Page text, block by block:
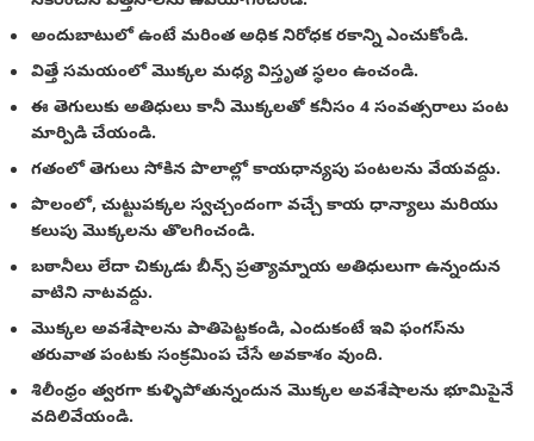
అందుబాటులో ఉంటే మరింత అధిక నిరోధక రకాన్ని ఎంచుకోండి.
విత్తే సమయంలో మొక్కల మధ్య విస్తృత స్థలం ఉంచండి.
ఈ తెగులుకు అతిధులు కానీ మొక్కలతో కనీసం 4 సంవత్సరాలు పంట
మార్పిడి చేయండి.
గతంలో తెగులు సోకిన పొలాల్లో కాయధాన్యపు పంటలను వేయవద్దు.
పొలంలో, చుట్టుపక్కల స్వచ్చందంగా వచ్చే కాయ ధాన్యాలు మరియు
కలుపు మొక్కలను తొలగించండి.
బఠానీలు లేదా చిక్కుడు బీన్స్ ప్రత్యామ్నాయ అతిధులుగా ఉన్నందున
వాటిని నాటవద్దు.
మొక్కల అవశేషాలను పాతిపెట్టకండి, ఎందుకంటే ఇవి ఫంగస్‌ను
తరువాత పంటకు సంక్రమింప చేసే అవకాశం వుంది.
శిలీంధ్రం త్వరగా కుళ్ళిపోతున్నందున మొక్కల అవశేషాలను భూమిపైనే
వదిలివేయండి.